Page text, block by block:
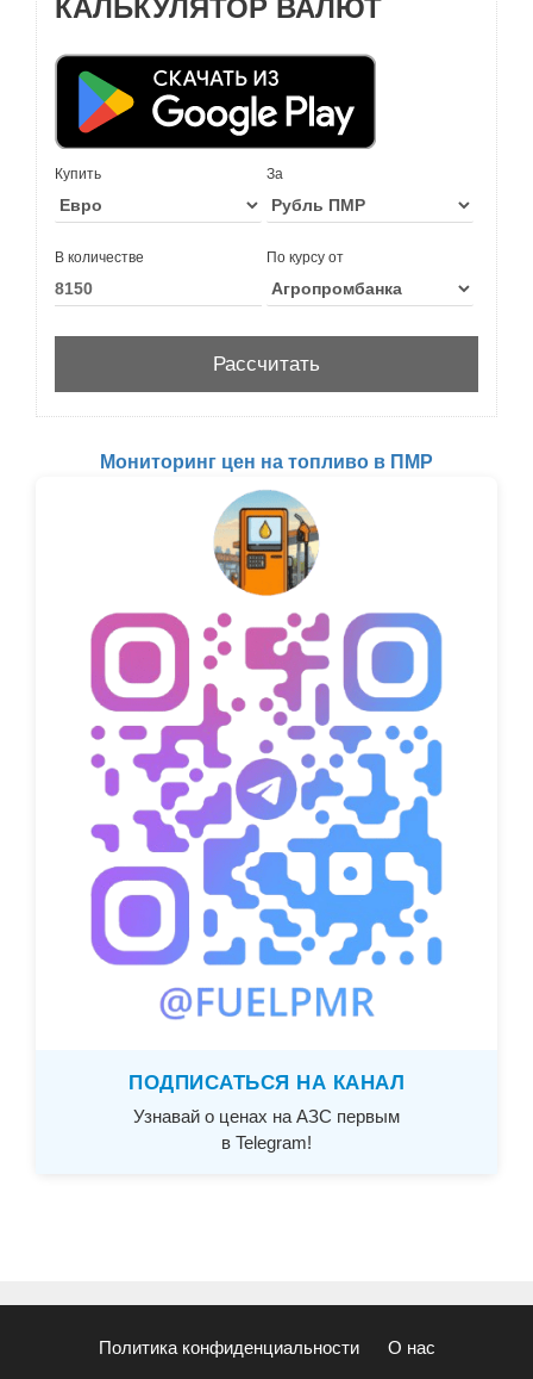
КАЛЬКУЛЯТОР ВАЛЮТ
Купить За
В количестве По курсу от
Мониторинг цен на топливо в ПМР
ПОДПИСАТЬСЯ НА КАНАЛ
Узнавай о ценах на АЗС первым
в Telegram!
Политика конфиденциальности О нас